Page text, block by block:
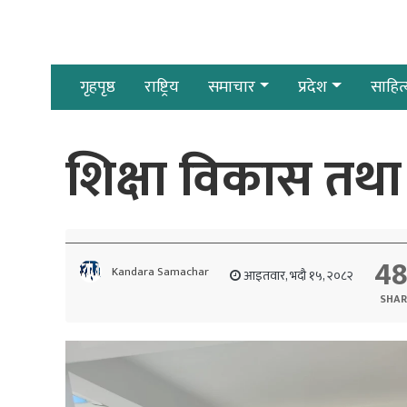
गृहपृष्ठ राष्ट्रिय समाचार प्रदेश
शिक्षा विकास
Kandara Samachar आइतवार, भदौ १५, २०८२